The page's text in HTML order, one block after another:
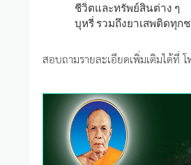
ชีวิตและทรัพย์สินต่าง ๆ
บุหรี่ รวมถึงยาเสพติดทุก
สอบถามรายละเอียดเพิ่มเติมได้ที่